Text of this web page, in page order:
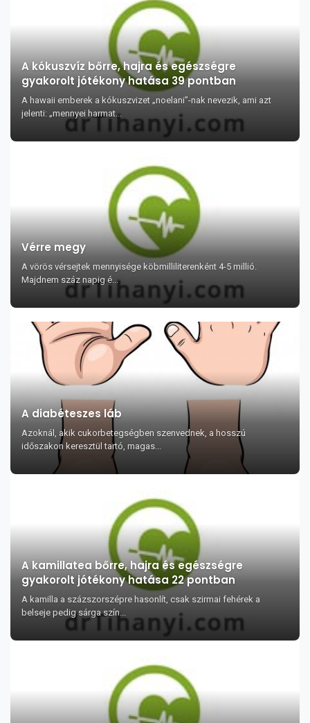
A kókuszvíz bőrre, hajra és egészségre
gyakorolt jótékony hatása 39 pontban
A hawaii emberek a kókuszvizet „noelani”-nak nevezik, ami azt
jelenti: „mennyei harmat...
Vérre megy
A vörös vérsejtek mennyisége köbmilliliterenként 4-5 millió.
Majdnem száz napig é...
A diabéteszes láb
Azoknál, akik cukorbetegségben szenvednek, a hosszú
időszakon keresztül tartó, magas...
A kamillatea bőrre, hajra és egészségre
gyakorolt jótékony hatása 22 pontban
A kamilla a százszorszépre hasonlít, csak szirmai fehérek a
belseje pedig sárga szín...